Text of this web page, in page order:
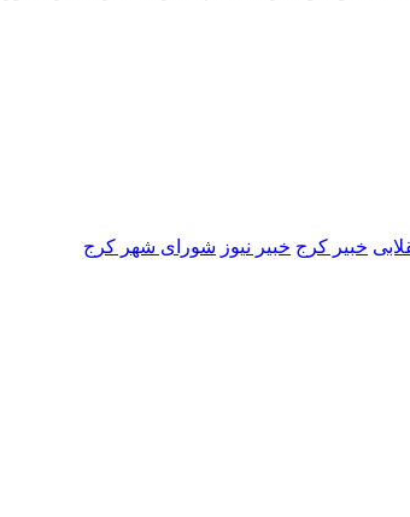
خبیر کرج خبیر نیوز شورای شهر کرج